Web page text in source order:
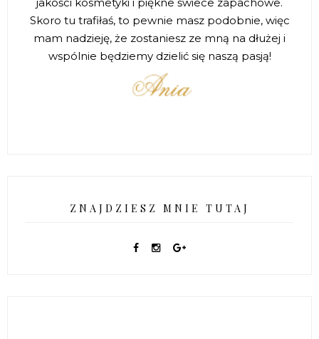
Skoro tu trafiłaś, to pewnie masz podobnie, więc
mam nadzieję, że zostaniesz ze mną na dłużej i
wspólnie będziemy dzielić się naszą pasją!
ZNAJDZIESZ MNIE TUTAJ